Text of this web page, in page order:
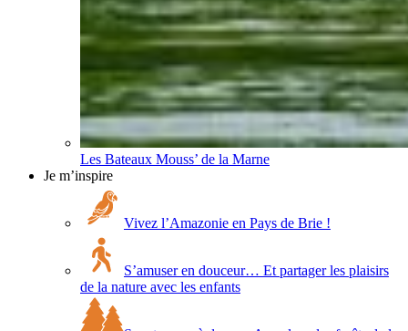
Les Bateaux Mouss’ de la Marne
Je m’inspire
Vivez l’Amazonie en Pays de Brie !
S’amuser en douceur… Et partager les plaisirs
de la nature avec les enfants